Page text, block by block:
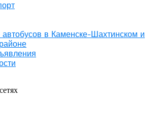
автобусов в Каменске-Шахтинском и